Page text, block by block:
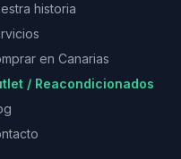
historia
en Canarias
/ Reacondicionados